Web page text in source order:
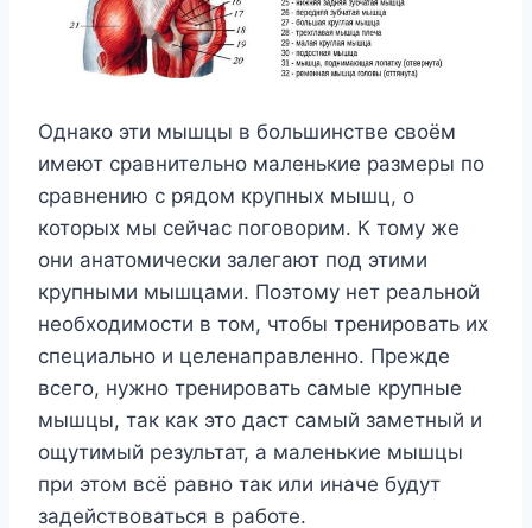
Однако эти мышцы в большинстве своём
имеют сравнительно маленькие размеры по
сравнению с рядом крупных мышц, о
которых мы сейчас поговорим. К тому же
они анатомически залегают под этими
крупными мышцами. Поэтому нет реальной
необходимости в том, чтобы тренировать их
специально и целенаправленно. Прежде
всего, нужно тренировать самые крупные
мышцы, так как это даст самый заметный и
ощутимый результат, а маленькие мышцы
при этом всё равно так или иначе будут
задействоваться в работе.